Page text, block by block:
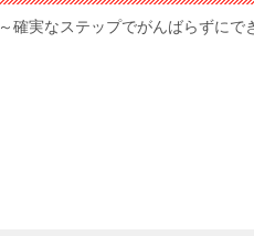
～確実なステップでがんばらずにで